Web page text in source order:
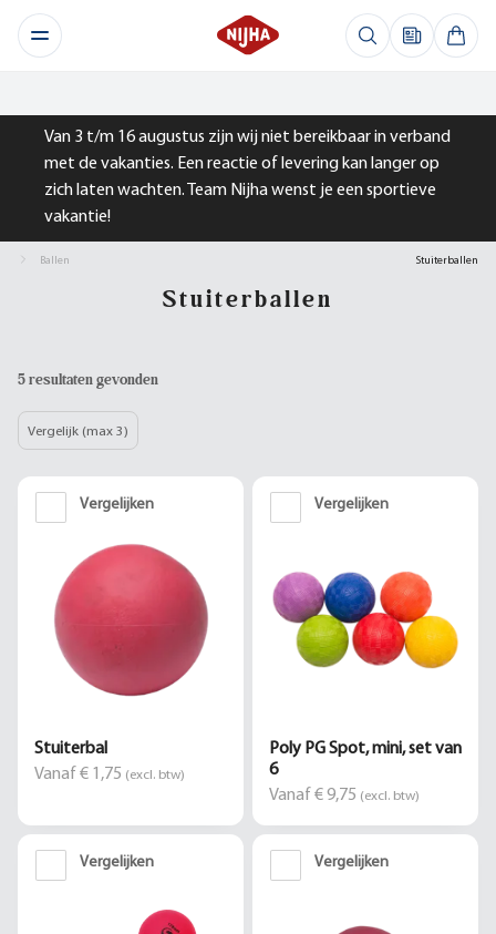
Van 3 t/m 16 augustus zijn wij niet bereikbaar in verband
met de vakanties. Een reactie of levering kan langer op
zich laten wachten. Team Nijha wenst je een sportieve
vakantie!
Ballen Stuiterballen
Stuiterballen
5 resultaten gevonden
Vergelijk (max 3)
Vergelijken
Stuiterbal
Vanaf € 1,75 (excl. btw)
Vergelijken
Poly PG Spot, mini, set van
6
Vanaf € 9,75 (excl. btw)
Vergelijken Vergelijken